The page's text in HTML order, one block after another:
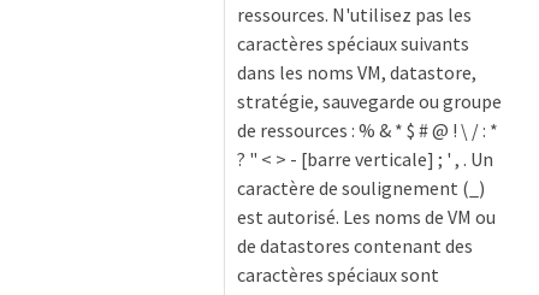
ressources. N'utilisez pas les
caractères spéciaux suivants
dans les noms VM, datastore,
stratégie, sauvegarde ou groupe
de ressources : % & * $ # @ ! \ / : *
? " < > - [barre verticale] ; ' , . Un
caractère de soulignement (_)
est autorisé. Les noms de VM ou
de datastores contenant des
caractères spéciaux sont